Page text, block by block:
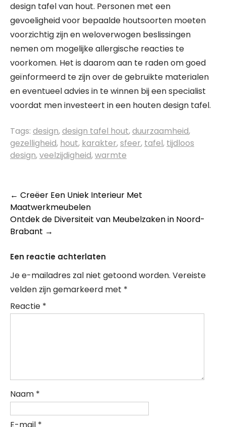
design tafel van hout. Personen met een
gevoeligheid voor bepaalde houtsoorten moeten
voorzichtig zijn en weloverwogen beslissingen
nemen om mogelijke allergische reacties te
voorkomen. Het is daarom aan te raden om goed
geïnformeerd te zijn over de gebruikte materialen
en eventueel advies in te winnen bij een specialist
voordat men investeert in een houten design tafel.
Tags: design,design tafel hout,duurzaamheid,
gezelligheid, hout, karakter,sfeer, tafel, tijdloos
design,veelzijdigheid,warmte
Berichtnavigatie
← Creëer Een Uniek Interieur Met
Maatwerkmeubelen
Ontdek de Diversiteit van Meubelzaken in Noord-
Brabant →
Een reactie achterlaten
Je e-mailadres zal niet getoond worden. Vereiste
velden zijn gemarkeerd met *
Reactie *
Naam *